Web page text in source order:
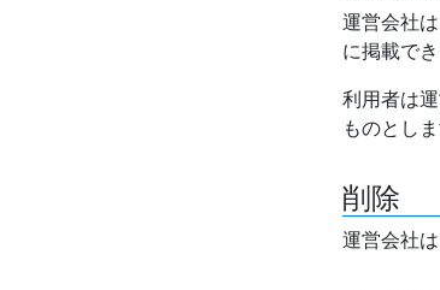
運営会社
に掲載で
利用者は
ものとしま
削除
運営会社